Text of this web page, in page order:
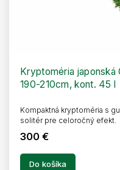
Kryptoméria japonská
190-210cm, kont. 45 l
300 €
Do košíka
Kompaktná kryptoméria s
solitér pre celoročný efekt.